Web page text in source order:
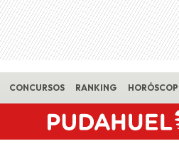
CONCURSOS RANKING